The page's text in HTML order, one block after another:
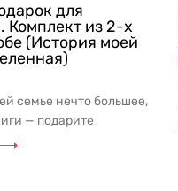
для
Комплект из 2-х
(История моей
семье нечто большее,
— подарите
моменты, проведённые